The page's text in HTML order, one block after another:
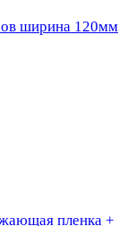
ширина 120мм
пленка +